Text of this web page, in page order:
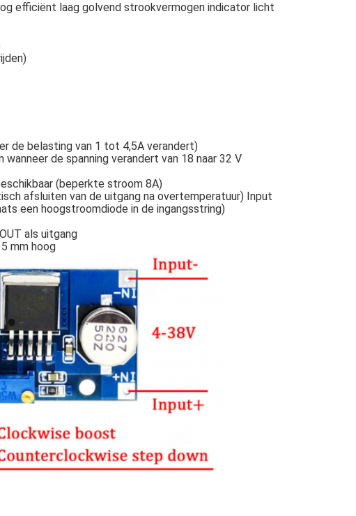
efficiënt laag golvend strookvermogen indicator licht
de belasting van 1 tot 4,5A verandert)
wanneer de spanning verandert van 18 naar 32 V
(beperkte stroom 8A)
afsluiten van de uitgang na overtemperatuur) Input
een hoogstroomdiode in de ingangsstring)
als uitgang
mm hoog